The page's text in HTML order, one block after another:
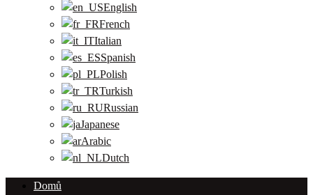
English
French
Italian
Spanish
Polish
Turkish
Russian
Japanese
Arabic
Dutch
Domů